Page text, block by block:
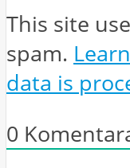
This site
spam.
data is
0